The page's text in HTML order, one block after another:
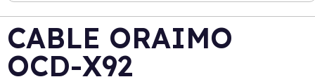
CABLE ORAIMO
OCD-X92